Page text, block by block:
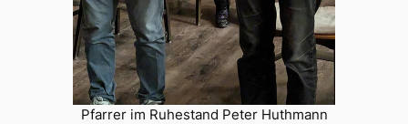
Pfarrer im Ruhestand Peter Huthmann